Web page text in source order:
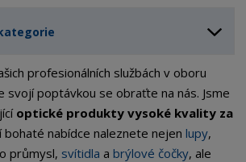
profesionálních službách v oboru
svojí poptávkou se obraťte na nás. Jsme
optické produkty vysoké kvality za
bohaté nabídce naleznete nejenlupy,
průmysl, svítidla abrýlové čočky, ale